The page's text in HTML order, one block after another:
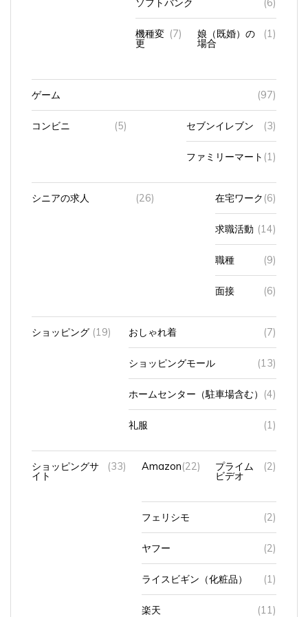
機種変
更
(7) 娘（既婚）の
場合
(1)
ゲーム (97)
コンビニ (5) セブンイレブン (3)
ファミリーマート (1)
シニアの求人 (26) 在宅ワーク (6)
求職活動 (14)
職種 (9)
面接 (6)
ショッピング (19) おしゃれ着 (7)
ショッピングモール (13)
ホームセンター（駐車場含む） (4)
礼服 (1)
ショッピングサ
イト
(33) Amazon(22) プライム
ビデオ
(2)
フェリシモ (2)
ヤフー (2)
ライスビギン（化粧品） (1)
楽天 (11)